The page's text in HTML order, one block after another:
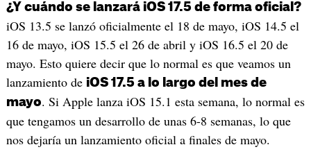
¿Y cuándo se lanzará iOS 17.5 de forma oficial?
iOS 13.5 se lanzó oficialmente el 18 de mayo, iOS 14.5 el
16 de mayo, iOS 15.5 el 26 de abril y iOS 16.5 el 20 de
mayo. Esto quiere decir que lo normal es que veamos un
lanzamiento de iOS 17.5 a lo largo del mes de
mayo. Si Apple lanza iOS 15.1 esta semana, lo normal es
que tengamos un desarrollo de unas 6-8 semanas, lo que
nos dejaría un lanzamiento oficial a finales de mayo.